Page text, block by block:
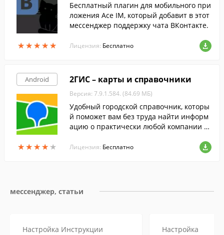
★★★★★
★★★★★
Бесплатный плагин для мобильного при
ложения Ace IM, который добавит в этот
мессенджер поддержку чата ВКонтакте.
Лицензия: Бесплатно
Android
★★★★★
★★★★★
2ГИС – карты и справочники
Версия: 7.9.1.584. (84.69 МБ)
Удобный городской справочник, которы
й поможет вам без труда найти информ
ацию о практически любой компании в
трехмерной карте.
Лицензия: Бесплатно
мессенджер, статьи
Настройка Инструкции
Настройка